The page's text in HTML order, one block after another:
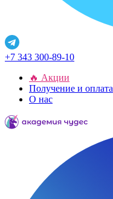
+7 343 300-89-10
🔥 Акции
Получение и оплата
О нас